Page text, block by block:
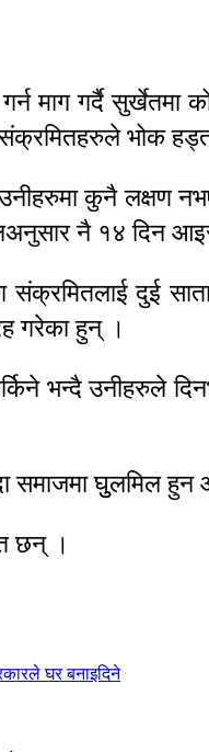
गर्न माग गर्दै
भोक
कुनै लक्षण
नै १४ दिन
दुई
गरेका हुन् ।
नफर्किने भन्दै
समाजमा घुुलमिल
छन् ।
घर बनाइदिने